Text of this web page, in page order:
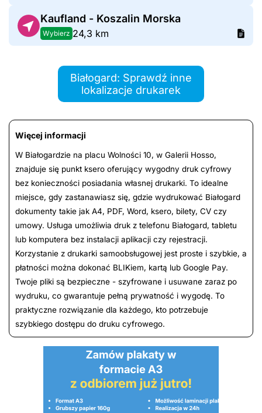
Kaufland - Koszalin Morska
Wybierz 24,3 km
Białogard: Sprawdź inne
lokalizacje drukarek
Więcej informacji
W Białogardzie na placu Wolności 10, w Galerii Hosso,
znajduje się punkt ksero oferujący wygodny druk cyfrowy
bez konieczności posiadania własnej drukarki. To idealne
miejsce, gdy zastanawiasz się, gdzie wydrukować Białogard
dokumenty takie jak A4, PDF, Word, ksero, bilety, CV czy
umowy. Usługa umożliwia druk z telefonu Białogard, tabletu
lub komputera bez instalacji aplikacji czy rejestracji.
Korzystanie z drukarki samoobsługowej jest proste i szybkie, a
płatności można dokonać BLIKiem, kartą lub Google Pay.
Twoje pliki są bezpieczne - szyfrowane i usuwane zaraz po
wydruku, co gwarantuje pełną prywatność i wygodę. To
praktyczne rozwiązanie dla każdego, kto potrzebuje
szybkiego dostępu do druku cyfrowego.